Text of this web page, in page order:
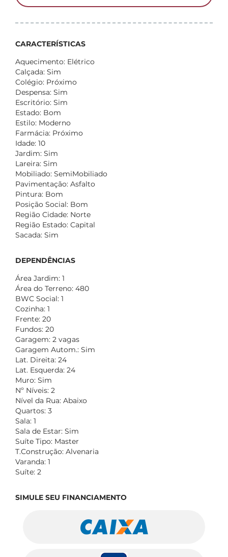
CARACTERÍSTICAS
Aquecimento: Elétrico
Calçada: Sim
Colégio: Próximo
Despensa: Sim
Escritório: Sim
Estado: Bom
Estilo: Moderno
Farmácia: Próximo
Idade: 10
Jardim: Sim
Lareira: Sim
Mobiliado: SemiMobiliado
Pavimentação: Asfalto
Pintura: Bom
Posição Social: Bom
Região Cidade: Norte
Região Estado: Capital
Sacada: Sim
DEPENDÊNCIAS
Área Jardim: 1
Área do Terreno: 480
BWC Social: 1
Cozinha: 1
Frente: 20
Fundos: 20
Garagem: 2 vagas
Garagem Autom.: Sim
Lat. Direita: 24
Lat. Esquerda: 24
Muro: Sim
Nº Níveis: 2
Nível da Rua: Abaixo
Quartos: 3
Sala: 1
Sala de Estar: Sim
Suíte Tipo: Master
T.Construção: Alvenaria
Varanda: 1
Suíte: 2
SIMULE SEU FINANCIAMENTO